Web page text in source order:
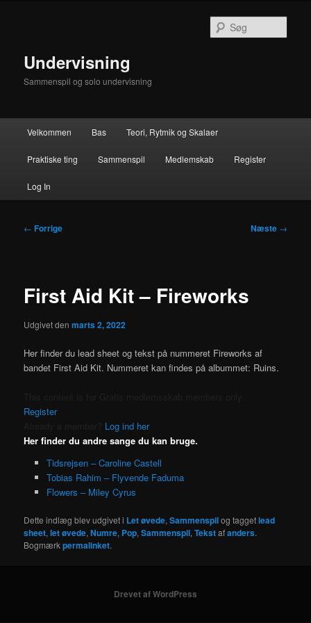
Undervisning
Sammenspil og solo undervisning
Velkommen Bas Teori, Rytmik og Skalaer
Praktiske ting Sammenspil Medlemskab Register
Log In
Indlægsnavigation
← Forrige Næste →
First Aid Kit – Fireworks
Udgivet denmarts 2, 2022
Her finder du lead sheet og tekst på nummeret Fireworks af
bandet First Aid Kit. Nummeret kan findes på albummet: Ruins.
Register
Log ind her
Her finder du andre sange du kan bruge.
Tidsrejsen – Caroline Castell
Tobias Rahim – Flyvende Faduma
Flowers – Miley Cyrus
Dette indlæg blev udgivet i Let øvede,Sammenspilog taggetlead
sheet,let øvede,Numre, Pop,Sammenspil,Tekstafanders.
Bogmærkpermalinket.
Drevet af WordPress